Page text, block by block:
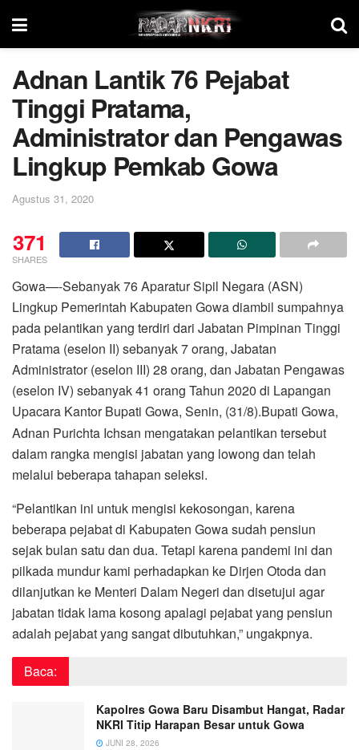
Adnan Lantik 76 Pejabat
Tinggi Pratama,
Administrator dan Pengawas
Lingkup Pemkab Gowa
Agustus 31, 2020
371
SHARES
Gowa—-Sebanyak 76 Aparatur Sipil Negara (ASN)
Lingkup Pemerintah Kabupaten Gowa diambil sumpahnya
pada pelantikan yang terdiri dari Jabatan Pimpinan Tinggi
Pratama (eselon II) sebanyak 7 orang, Jabatan
Administrator (eselon III) 28 orang, dan Jabatan Pengawas
(eselon IV) sebanyak 41 orang Tahun 2020 di Lapangan
Upacara Kantor Bupati Gowa, Senin, (31/8).Bupati Gowa,
Adnan Purichta Ichsan mengatakan pelantikan tersebut
dalam rangka mengisi jabatan yang lowong dan telah
melalui beberapa tahapan seleksi.
“Pelantikan ini untuk mengisi kekosongan, karena
beberapa pejabat di Kabupaten Gowa sudah pensiun
sejak bulan satu dan dua. Tetapi karena pandemi ini dan
pilkada mundur kami perhadapkan ke Dirjen Otoda dan
dilanjutkan ke Menteri Dalam Negeri dan disetujui agar
jabatan tidak lama kosong apalagi pejabat yang pensiun
adalah pejabat yang sangat dibutuhkan,” ungakpnya.
Baca:
Kapolres Gowa Baru Disambut Hangat, Radar
NKRI Titip Harapan Besar untuk Gowa
JUNI 28, 2026